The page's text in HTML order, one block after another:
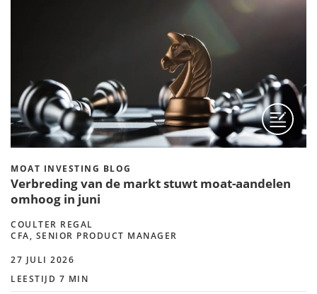
MOAT INVESTING BLOG
Verbreding van de markt stuwt moat-aandelen
omhoog in juni
COULTER REGAL
CFA, SENIOR PRODUCT MANAGER
27 JULI 2026
LEESTIJD 7 MIN